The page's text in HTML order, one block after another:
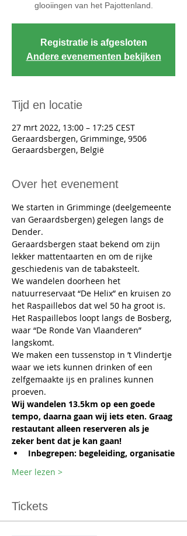
glooiingen van het Pajottenland.
Registratie is afgesloten
Andere evenementen bekijken
Tijd en locatie
27 mrt 2022, 13:00 – 17:25 CEST
Geraardsbergen, Grimminge, 9506
Geraardsbergen, België
Over het evenement
We starten in Grimminge (deelgemeente
van Geraardsbergen) gelegen langs de
Dender.
Geraardsbergen staat bekend om zijn
lekker mattentaarten en om de rijke
geschiedenis van de tabaksteelt.
We wandelen doorheen het
natuurreservaat “De Helix” en kruisen zo
het Raspaillebos dat wel 50 ha groot is.
Het Raspaillebos loopt langs de Bosberg,
waar “De Ronde Van Vlaanderen”
langskomt.
We maken een tussenstop in ’t Vlindertje
waar we iets kunnen drinken of een
zelfgemaakte ijs en pralines kunnen
proeven.
Wij wandelen 13.5km op een goede
tempo, daarna gaan wij iets eten. Graag
restautant alleen reserveren als je
zeker bent dat je kan gaan!
Inbegrepen: begeleiding, organisatie
Meer lezen >
Tickets